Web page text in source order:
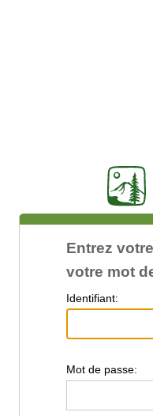
Entrez
votre mot
Identifiant:
Mot de passe: